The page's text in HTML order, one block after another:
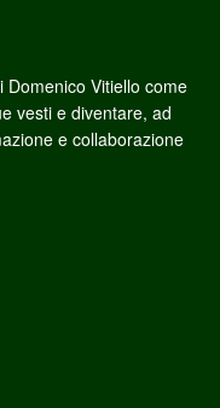
Domenico Vitiello come
vesti e diventare, ad
e collaborazione